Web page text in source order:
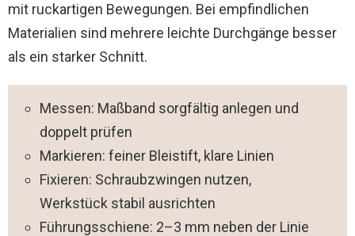
mit ruckartigen Bewegungen. Bei empfindlichen
Materialien sind mehrere leichte Durchgänge besser
als ein starker Schnitt.
Messen: Maßband sorgfältig anlegen und
doppelt prüfen
Markieren: feiner Bleistift, klare Linien
Fixieren: Schraubzwingen nutzen,
Werkstück stabil ausrichten
Führungsschiene: 2–3 mm neben der Linie